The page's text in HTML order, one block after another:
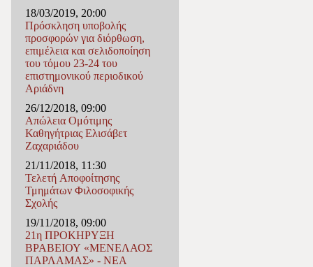
18/03/2019, 20:00
Πρόσκληση υποβολής
προσφορών για διόρθωση,
επιμέλεια και σελιδοποίηση
του τόμου 23-24 του
επιστημονικού περιοδικού
Αριάδνη
26/12/2018, 09:00
Απώλεια Ομότιμης
Καθηγήτριας Ελισάβετ
Ζαχαριάδου
21/11/2018, 11:30
Τελετή Αποφοίτησης
Τμημάτων Φιλοσοφικής
Σχολής
19/11/2018, 09:00
21η ΠΡΟΚΗΡΥΞΗ
ΒΡΑΒΕΙΟΥ «ΜΕΝΕΛΑΟΣ
ΠΑΡΛΑΜΑΣ» - ΝΕΑ